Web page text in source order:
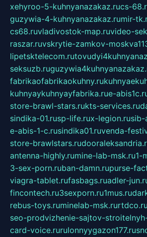
xehyroo-5-kuhnyanazakaz.rucs-
guzywia-4-kuhnyanazakaz.rumir-
cs68.ruvladivostok-map.ruvideo-
raszar.ruvskrytie-zamkov-
lipetsktelecom.ru
seksuzb.ru
fabrikaofabrikaokuhny.ru
kuhnyaykuhnyayfabrika.rue-
store-brawl-stars.rukts-services.ru
sindika-01.rusp-life.rux-legion.rusib-
e-abis-1-c.rusindika01.ruvenda-
store-brawlstars.ru
antenna-highly.rumine-lab-msk.ru1-
3-sex-porn.ruban-damn.rupurse-
viagra-tablet.rufasbags.ruadler-
fincontech.ru3sexporn.ru1mus.ru
rebus-toys.ruminelab-msk.rurtdco.ru
seo-prodvizhenie-sajtov-
card-voice.rurulonnyygazon177.ru